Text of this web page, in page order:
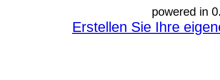
powered in
Erstellen Sie Ihre